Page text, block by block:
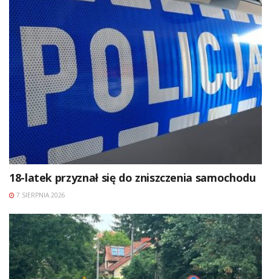
18-latek przyznał się do zniszczenia samochodu
7 SIERPNIA 2026